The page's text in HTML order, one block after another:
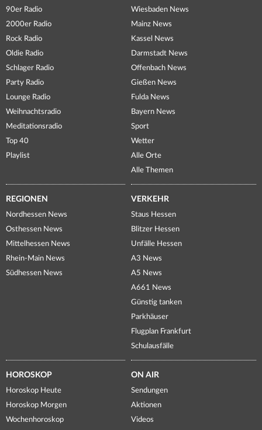
90er Radio
2000er Radio
Rock Radio
Oldie Radio
Schlager Radio
Party Radio
Lounge Radio
Weihnachtsradio
Meditationsradio
Top 40
Playlist
Wiesbaden News
Mainz News
Kassel News
Darmstadt News
Offenbach News
Gießen News
Fulda News
Bayern News
Sport
Wetter
Alle Orte
Alle Themen
REGIONEN
Nordhessen News
Osthessen News
Mittelhessen News
Rhein-Main News
Südhessen News
VERKEHR
Staus Hessen
Blitzer Hessen
Unfälle Hessen
A3 News
A5 News
A661 News
Günstig tanken
Parkhäuser
Flugplan Frankfurt
Schulausfälle
HOROSKOP
Horoskop Heute
Horoskop Morgen
Wochenhoroskop
ON AIR
Sendungen
Aktionen
Videos